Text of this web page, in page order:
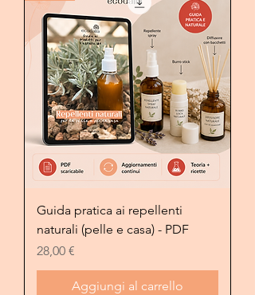
Guida pratica ai repellenti
naturali (pelle e casa) - PDF
Prezzo
28,00 €
Aggiungi al carrello